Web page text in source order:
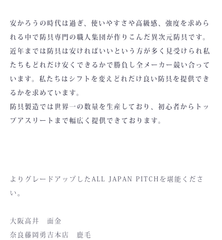
安かろうの時代は過ぎ、使いやすさや高級感、強度を求めら
れる中で防具専門の職人集団が作りこんだ異次元防具です。
近年までは防具は安ければいいという方が多く見受けられ私
たちもどれだけ安くできるかで勝負し全メーカー競い合って
います。私たちはシフトを変えどれだけ良い防具を提供でき
るかを求めています。
防具製造では世界一の数量を生産しており、初心者からトッ
プアスリートまで幅広く提供できております。
よりグレードアップしたALL JAPAN PITCHを堪能くださ
い。
大阪高井 面金
奈良藤岡勇吉本店 鹿毛